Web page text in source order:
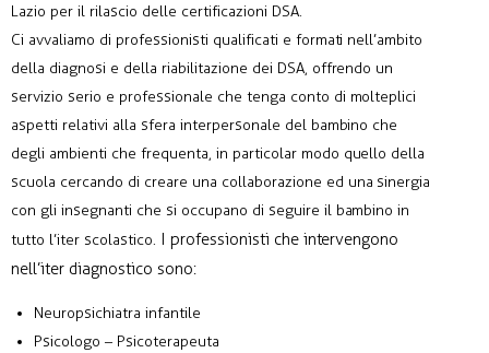
Lazio per il rilascio delle certificazioni DSA.
Ci avvaliamo di professionisti qualificati e formati nell’ambito
della diagnosi e della riabilitazione dei DSA, offrendo un
servizio serio e professionale che tenga conto di molteplici
aspetti relativi alla sfera interpersonale del bambino che
degli ambienti che frequenta, in particolar modo quello della
scuola cercando di creare una collaborazione ed una sinergia
con gli insegnanti che si occupano di seguire il bambino in
tutto l’iter scolastico. I professionisti che intervengono
nell’iter diagnostico sono:
Neuropsichiatra infantile
Psicologo – Psicoterapeuta